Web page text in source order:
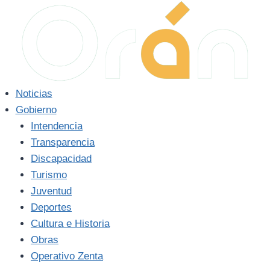
contenido
Noticias
Gobierno
Intendencia
Transparencia
Discapacidad
Turismo
Juventud
Deportes
Cultura e Historia
Obras
Operativo Zenta